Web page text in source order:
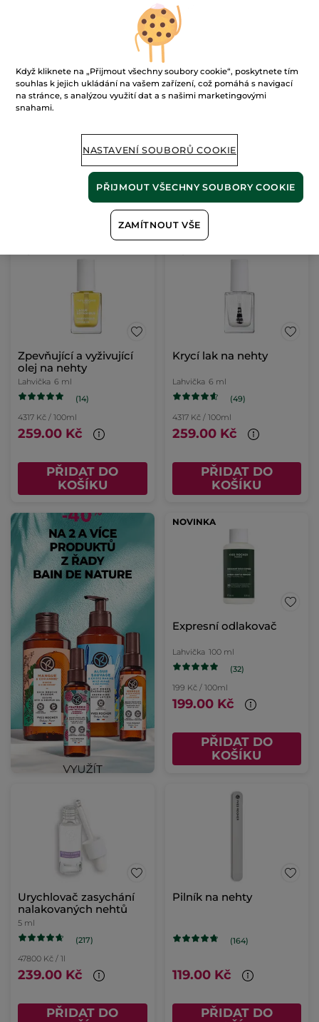
Krycí lak na nehty
5 ml
PŘIDAT DO
Zpevňující a vyživující
olej na nehty
Lahvička 6 ml
(14)
4317 Kč / 100ml
259.00 Kč
PŘIDAT DO
KOŠÍKU
Krycí lak na nehty
Lahvička 6 ml
(49)
4317 Kč / 100ml
259.00 Kč
PŘIDAT DO
KOŠÍKU
NOVINKA
Expresní odlakovač
Lahvička 100 ml
(32)
199 Kč / 100ml
199.00 Kč
PŘIDAT DO
KOŠÍKU
Urychlovač zasychání
nalakovaných nehtů
5 ml
(217)
47800 Kč / 1l
239.00 Kč
PŘIDAT DO
Pilník na nehty
(164)
119.00 Kč
PŘIDAT DO
Když kliknete na „Přijmout všechny soubory cookie“, poskytnete tím
souhlas k jejich ukládání na vašem zařízení, což pomáhá s navigací
na stránce, s analýzou využití dat a s našimi marketingovými
snahami.
NASTAVENÍ SOUBORŮ COOKIE
ZAMÍTNOUT VŠE
PŘIJMOUT VŠECHNY SOUBORY COOKIE